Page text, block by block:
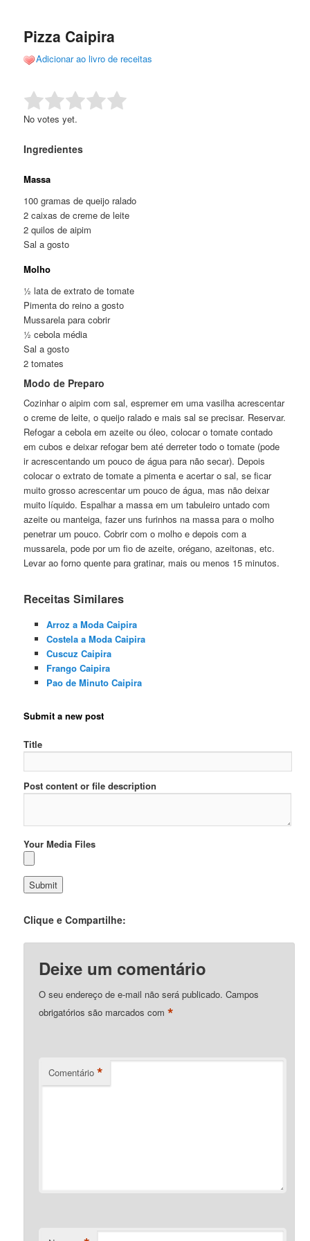
conteúdo
conteúdo
Pizza Caipira
Adicionar ao livro de receitas
Rate this item: Submit Rating
No votes yet.
Ingredientes
Massa
100 gramas de queijo ralado
2 caixas de creme de leite
2 quilos de aipim
Sal a gosto
Molho
½ lata de extrato de tomate
Pimenta do reino a gosto
Mussarela para cobrir
½ cebola média
Sal a gosto
2 tomates
Modo de Preparo
Cozinhar o aipim com sal, espremer em uma vasilha acrescentar
o creme de leite, o queijo ralado e mais sal se precisar. Reservar.
Refogar a cebola em azeite ou óleo, colocar o tomate contado
em cubos e deixar refogar bem até derreter todo o tomate (pode
ir acrescentando um pouco de água para não secar). Depois
colocar o extrato de tomate a pimenta e acertar o sal, se ficar
muito grosso acrescentar um pouco de água, mas não deixar
muito líquido. Espalhar a massa em um tabuleiro untado com
azeite ou manteiga, fazer uns furinhos na massa para o molho
penetrar um pouco. Cobrir com o molho e depois com a
mussarela, pode por um fio de azeite, orégano, azeitonas, etc.
Levar ao forno quente para gratinar, mais ou menos 15 minutos.
Receitas Similares
Arroz a Moda Caipira
Costela a Moda Caipira
Cuscuz Caipira
Frango Caipira
Pao de Minuto Caipira
Submit a new post
Title
Post content or file description
Your Media Files
Clique e Compartilhe:
Deixe um comentário
O seu endereço de e-mail não será publicado. Campos
obrigatórios são marcados com*
Comentário *